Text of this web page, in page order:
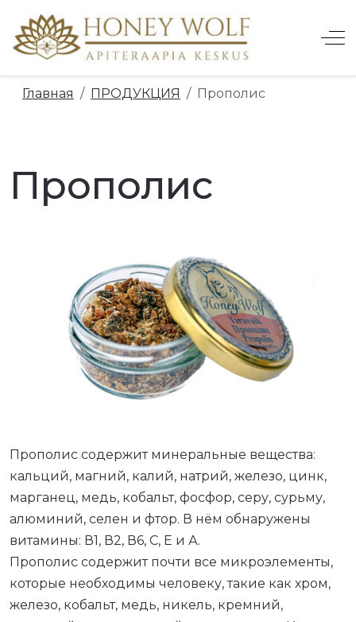
Главная ПРОДУКЦИЯ Прополис
Прополис
Прополис содержит минеральные вещества:
кальций, магний, калий, натрий, железо, цинк,
марганец, медь, кобальт, фосфор, серу, сурьму,
алюминий, селен и фтор. В нём обнаружены
витамины: В1, В2, В6, С, Е и А.
Прополис содержит почти все микроэлементы,
которые необходимы человеку, такие как хром,
железо, кобальт, медь, никель, кремний,